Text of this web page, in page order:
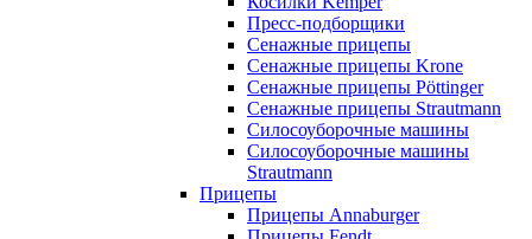
Пресс-подборщики
Сенажные прицепы
Сенажные прицепы Krone
Сенажные прицепы Pöttinger
Сенажные прицепы Strautmann
Силосоуборочные машины
Силосоуборочные машины
Strautmann
Прицепы
Прицепы Annaburger